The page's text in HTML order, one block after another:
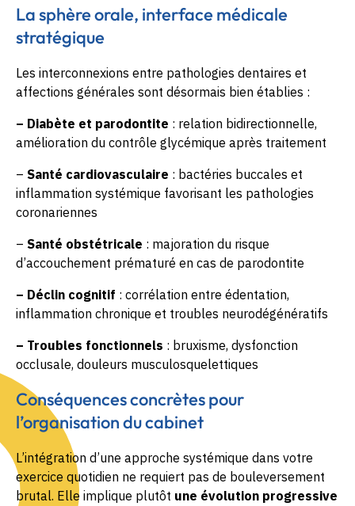
La sphère orale, interface médicale
stratégique
Les interconnexions entre pathologies dentaires et
affections générales sont désormais bien établies :
– Diabète et parodontite : relation bidirectionnelle,
amélioration du contrôle glycémique après traitement
– Santé cardiovasculaire : bactéries buccales et
inflammation systémique favorisant les pathologies
coronariennes
– Santé obstétricale : majoration du risque
d’accouchement prématuré en cas de parodontite
– Déclin cognitif : corrélation entre édentation,
inflammation chronique et troubles neurodégénératifs
– Troubles fonctionnels : bruxisme, dysfonction
occlusale, douleurs musculosquelettiques
Conséquences concrètes pour
l’organisation du cabinet
L’intégration d’une approche systémique dans votre
exercice quotidien ne requiert pas de bouleversement
brutal. Elle implique plutôt une évolution progressive